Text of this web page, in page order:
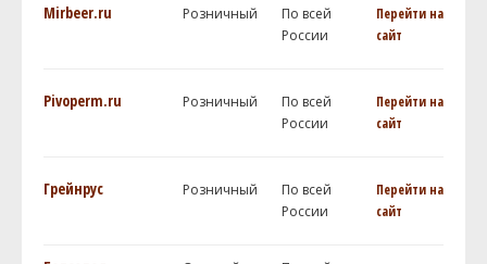
Mirbeer.ru Розничный
По всей
России
Перейти на
сайт
Pivoperm.ru Розничный
По всей
России
Перейти на
сайт
Грейнрус Розничный
По всей
России
Перейти на
сайт